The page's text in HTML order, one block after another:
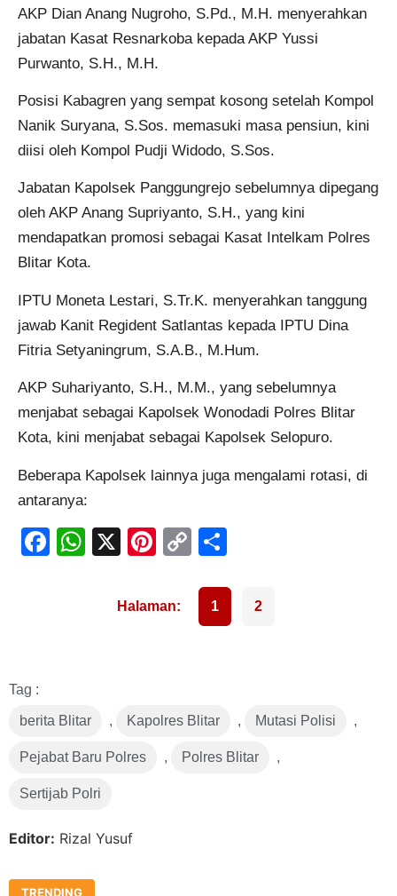
AKP Dian Anang Nugroho, S.Pd., M.H. menyerahkan
jabatan Kasat Resnarkoba kepada AKP Yussi
Purwanto, S.H., M.H.
Posisi Kabagren yang sempat kosong setelah Kompol
Nanik Suryana, S.Sos. memasuki masa pensiun, kini
diisi oleh Kompol Pudji Widodo, S.Sos.
Jabatan Kapolsek Panggungrejo sebelumnya dipegang
oleh AKP Anang Supriyanto, S.H., yang kini
mendapatkan promosi sebagai Kasat Intelkam Polres
Blitar Kota.
IPTU Moneta Lestari, S.Tr.K. menyerahkan tanggung
jawab Kanit Regident Satlantas kepada IPTU Dina
Fitria Setyaningrum, S.A.B., M.Hum.
AKP Suhariyanto, S.H., M.M., yang sebelumnya
menjabat sebagai Kapolsek Wonodadi Polres Blitar
Kota, kini menjabat sebagai Kapolsek Selopuro.
Beberapa Kapolsek lainnya juga mengalami rotasi, di
antaranya:
Facebook
WhatsApp
X Pinterest
Copy
1 2
Tag :
berita Blitar , Kapolres Blitar , Mutasi Polisi ,
Pejabat Baru Polres , Polres Blitar ,
Sertijab Polri
Editor: Rizal Yusuf
TRENDING